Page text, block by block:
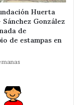
Huerta
Sánchez González
de
de estampas en